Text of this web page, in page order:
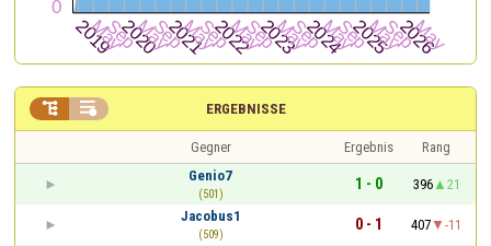
ERGEBNISSE
 
Gegner Ergebnis
Rang
Genio7
(501)
1 - 0 396
21
Jacobus1
(509)
0 - 1 407
-11